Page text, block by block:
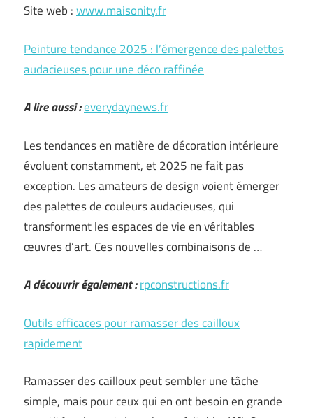
Site web :www.maisonity.fr
Peinture tendance 2025 : l’émergence des palettes
audacieuses pour une déco raffinée
A lire aussi :everydaynews.fr
Les tendances en matière de décoration intérieure
évoluent constamment, et 2025 ne fait pas
exception. Les amateurs de design voient émerger
des palettes de couleurs audacieuses, qui
transforment les espaces de vie en véritables
œuvres d’art. Ces nouvelles combinaisons de …
A découvrir également :rpconstructions.fr
Outils efficaces pour ramasser des cailloux
rapidement
Ramasser des cailloux peut sembler une tâche
simple, mais pour ceux qui en ont besoin en grande